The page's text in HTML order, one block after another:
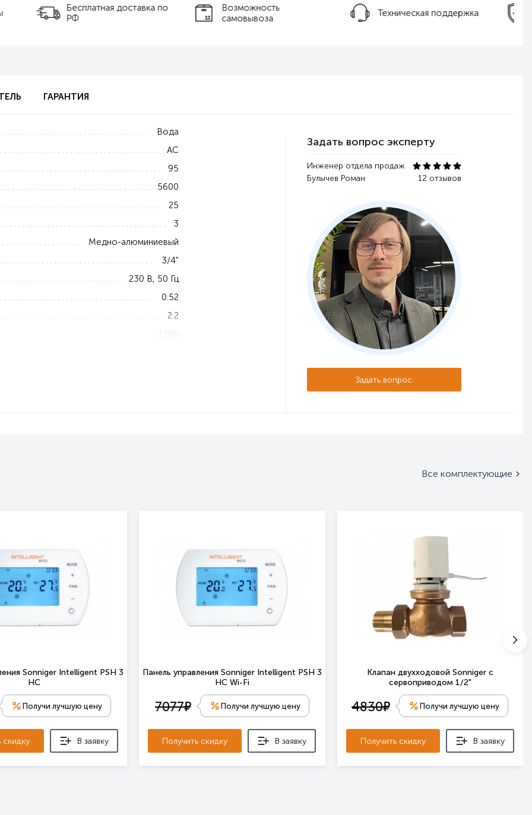
по
Возможность
Техническая поддержка Гарантия качества
ГАРАНТИЯ
Задать вопрос эксперту
Инженер отдела продаж
Булычев Роман
12 отзывов
Задать вопрос
Вода
AC
95
5600
25
3
Медно-алюминиевый
3/4"
230 В, 50 Гц
0.52
2.2
1380
Все комплектующие
Sonniger Intelligent PSH 3
HC
Получи лучшую цену
скидку В заявку
Панель управления Sonniger Intelligent PSH 3
HC Wi-Fi
7077е Получи лучшую цену
Получить скидку В заявку
Клапан двухходовой Sonniger с
сервоприводом 1/2"
4830е Получи лучшую цену
Получить скидку В заявку